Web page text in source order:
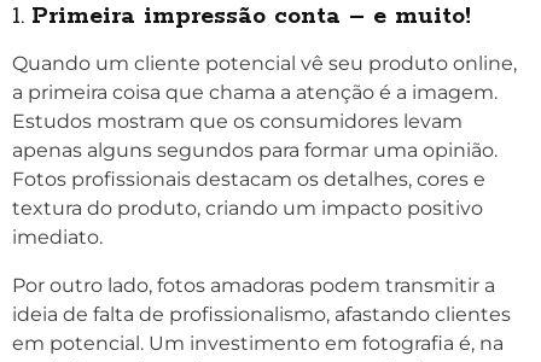
1. Primeira impressão conta – e muito!
Quando um cliente potencial vê seu produto online,
a primeira coisa que chama a atenção é a imagem.
Estudos mostram que os consumidores levam
apenas alguns segundos para formar uma opinião.
Fotos profissionais destacam os detalhes, cores e
textura do produto, criando um impacto positivo
imediato.
Por outro lado, fotos amadoras podem transmitir a
ideia de falta de profissionalismo, afastando clientes
em potencial. Um investimento em fotografia é, na